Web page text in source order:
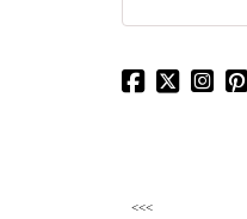
<<<